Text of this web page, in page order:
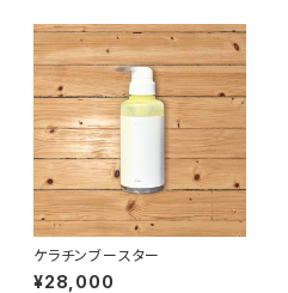
ケラチンブースター
¥28,000